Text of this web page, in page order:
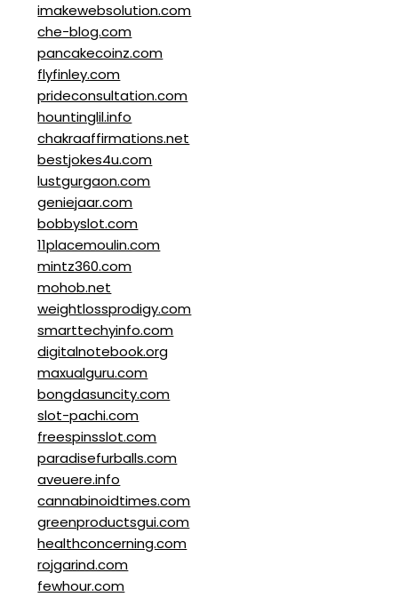
imakewebsolution.com
che-blog.com
pancakecoinz.com
flyfinley.com
prideconsultation.com
hountinglil.info
chakraaffirmations.net
bestjokes4u.com
lustgurgaon.com
geniejaar.com
bobbyslot.com
11placemoulin.com
mintz360.com
mohob.net
weightlossprodigy.com
smarttechyinfo.com
digitalnotebook.org
maxualguru.com
bongdasuncity.com
slot-pachi.com
freespinsslot.com
paradisefurballs.com
aveuere.info
cannabinoidtimes.com
greenproductsgui.com
healthconcerning.com
rojgarind.com
fewhour.com